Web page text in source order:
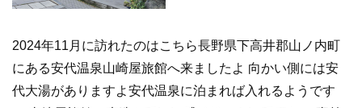
2024年11月に訪れたのはこちら長野県下高井郡山ノ内町
にある安代温泉山崎屋旅館へ来ましたよ 向かい側には安
代大湯がありますよ安代温泉に泊まれば入れるようです